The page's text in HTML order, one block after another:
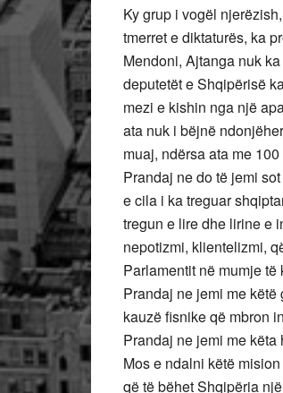
Ky grup i vogël
tmerret e diktaturës, ka
Mendoni, Ajtanga nuk
deputetët e Shqipërisë
mezi e kishin nga një
ata nuk i bëjnë
muaj, ndërsa ata me
Prandaj ne do të jemi
e cila i ka treguar
tregun e lire dhe lirine e
nepotizmi, klientelizmi,
Parlamentit në mumje të
Prandaj ne jemi me
kauzë fisnike që mbron
Prandaj ne jemi me
Mos e ndalni këtë
që të bëhet Shqipëria